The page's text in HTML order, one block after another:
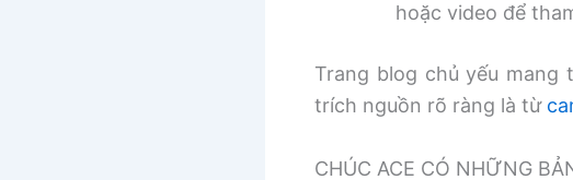
hoặc video để
Trang blog chủ yếu mang
trích nguồn rõ ràng là từ
CHÚC ACE CÓ NHỮNG